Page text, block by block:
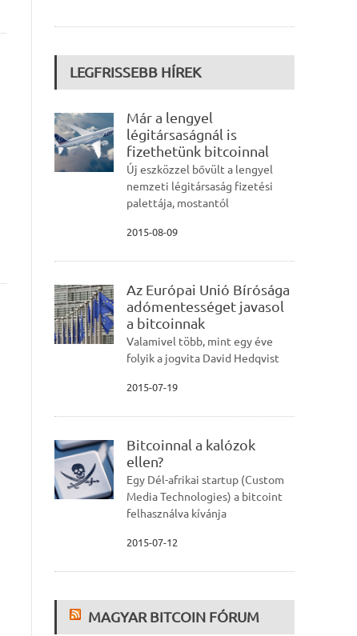
LEGFRISSEBB HÍREK
Már a lengyel
légitársaságnál is
fizethetünk bitcoinnal
Új eszközzel bővült a lengyel
nemzeti légitársaság fizetési
palettája, mostantól
2015-08-09
Az Európai Unió Bírósága
adómentességet javasol
a bitcoinnak
Valamivel több, mint egy éve
folyik a jogvita David Hedqvist
2015-07-19
Bitcoinnal a kalózok
ellen?
Egy Dél-afrikai startup (Custom
Media Technologies) a bitcoint
felhasználva kívánja
2015-07-12
MAGYAR BITCOIN FÓRUM